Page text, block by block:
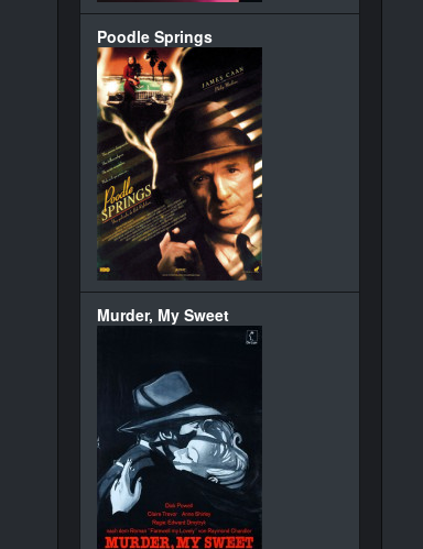
Poodle Springs
Murder, My Sweet